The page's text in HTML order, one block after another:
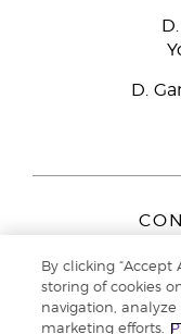
D.
By clicking “Accept
storing of cookies
navigation, analyze
marketing efforts.